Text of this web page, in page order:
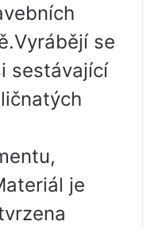
se
sestávající
je